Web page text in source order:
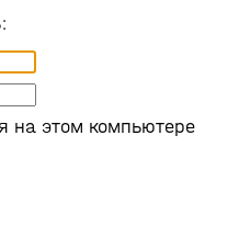
на этом компьютере